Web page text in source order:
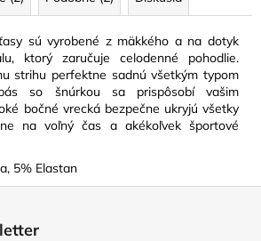
sú vyrobené z mäkkého a na dotyk
ktorý zaručuje celodenné pohodlie.
strihu perfektne sadnú všetkým typom
so šnúrkou sa prispôsobí vašim
bočné vrecká bezpečne ukryjú všetky
na voľný čas a akékoľvek športové
5% Elastan